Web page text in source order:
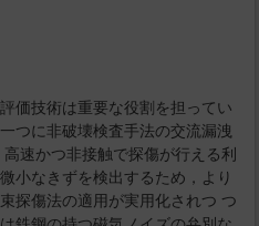
価技術は重要な役割を担ってい
つに非破壊検査手法の交流漏洩
速かつ非接触で探傷が行える利
小なきずを検出するため，より
探傷法の適用が実用化されつ つ